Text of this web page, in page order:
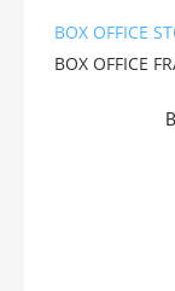
BOX OFFICE
BOX OFFICE